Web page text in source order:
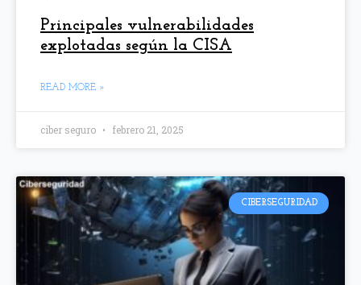
Principales vulnerabilidades
explotadas según la CISA
READ MORE »
ciber seguro febrero 21, 2025
CIBERSEGURIDAD